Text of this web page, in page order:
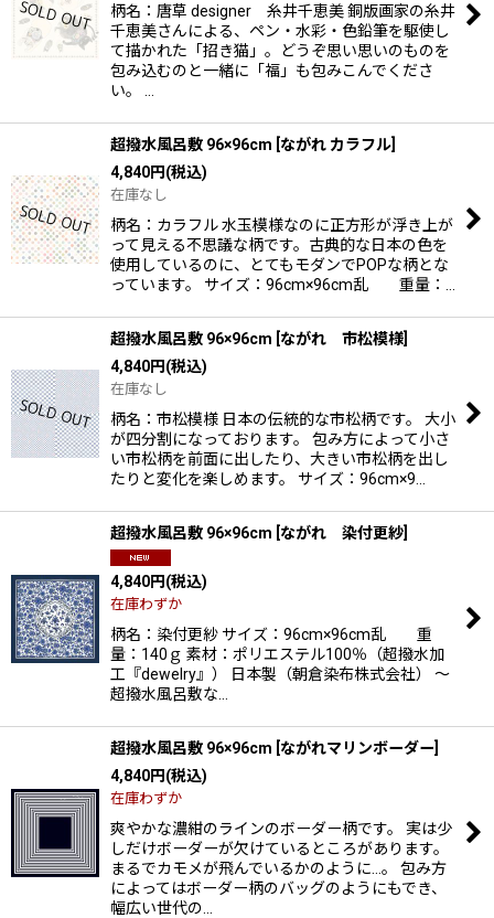
柄名：唐草 designer 糸井千恵美 銅版画家の糸井
千恵美さんによる、ペン・水彩・色鉛筆を駆使し
て描かれた「招き猫」。どうぞ思い思いのものを
包み込むのと一緒に「福」も包みこんでくださ
い。 …
超撥水風呂敷 96×96cm ながれ カラフル
4,840円(税込)
在庫なし
柄名：カラフル 水玉模様なのに正方形が浮き上が
って見える不思議な柄です。古典的な日本の色を
使用しているのに、とてもモダンでPOPな柄とな
っています。 サイズ：96cm×96cm乱 重量：…
超撥水風呂敷 96×96cm ながれ 市松模様
4,840円(税込)
在庫なし
柄名：市松模様 日本の伝統的な市松柄です。 大小
が四分割になっております。 包み方によって小さ
い市松柄を前面に出したり、大きい市松柄を出し
たりと変化を楽しめます。 サイズ：96cm×9…
超撥水風呂敷 96×96cm ながれ 染付更紗
4,840円(税込)
在庫わずか
柄名：染付更紗 サイズ：96cm×96cm乱 重
量：140ｇ 素材：ポリエステル100％（超撥水加
工『dewelry』） 日本製（朝倉染布株式会社） 〜
超撥水風呂敷な…
超撥水風呂敷 96×96cm ながれマリンボーダー
4,840円(税込)
在庫わずか
爽やかな濃紺のラインのボーダー柄です。 実は少
しだけボーダーが欠けているところがあります。
まるでカモメが飛んでいるかのように…。 包み方
によってはボーダー柄のバッグのようにもでき、
幅広い世代の…